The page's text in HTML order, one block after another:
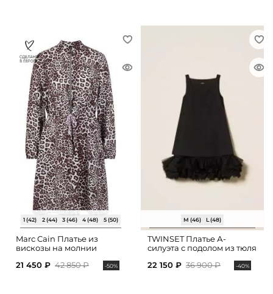
1 (42) 2 (44) 3 (46) 4 (48) 5 (50)
Marc Cain Платье из
вискозы на молнии
21 450 ₽ 42 850 ₽ -50%
M (46) L (48)
TWINSET Платье А-
силуэта с подолом из тюля
22 150 ₽ 36 900 ₽ -40%